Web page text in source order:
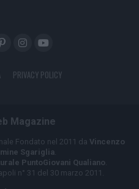
PRIVACY POLICY
Magazine
Fondato nel 2011 da Vincenzo
Sgariglia
PuntoGiovani Qualiano
n° 31 del 30 marzo 2011.